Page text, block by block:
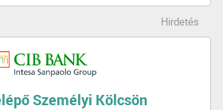
Hirdetés
Személyi Kölcsön